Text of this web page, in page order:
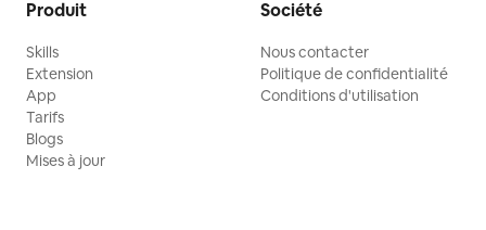
Produit
Skills
Extension
App
Tarifs
Blogs
Mises à jour
Société
Nous contacter
Politique de confidentialité
Conditions d'utilisation